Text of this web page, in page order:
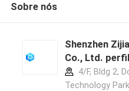
Sobre nós
Shenzhen
Co., Ltd.
4/F, Bldg 2,
Technology